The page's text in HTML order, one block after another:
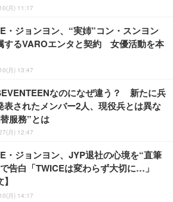
月) 11:17
・ジョンヨン、“実姉”コン・スンヨン
するVAROエンタと契約 女優活動を本
月) 13:47
なのになぜ違う？ 新たに兵
表されたメンバー2人、現役兵とは異な
服務”とは
月) 12:47
・ジョンヨン、JYP退社の心境を“直筆
告白「TWICEは変わらず大切に…」
月) 14:17